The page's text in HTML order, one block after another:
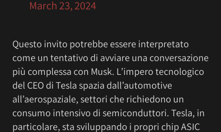
March 23, 2024
Questo invito potrebbe essere interpretato
come un tentativo di avviare una conversazione
più complessa con Musk. L’impero tecnologico
del CEO di Tesla spazia dall’automotive
all’aerospaziale, settori che richiedono un
consumo intensivo di semiconduttori. Tesla, in
particolare, sta sviluppando i propri chip ASIC